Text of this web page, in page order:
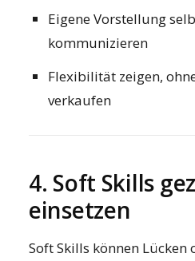
Eigene Vorstellung
kommunizieren
Flexibilität zeigen,
verkaufen
4. Soft Skills
einsetzen
Soft Skills können Lücken